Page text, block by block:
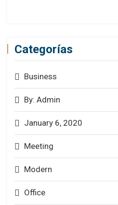
Categorías
Business
By: Admin
January 6, 2020
Meeting
Modern
Office